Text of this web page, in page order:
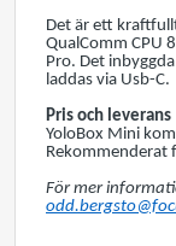
Det är ett
QualComm CPU
Pro. Det
laddas via Usb-C.
Pris och leverans
YoloBox Mini
Rekommenderat
För mer